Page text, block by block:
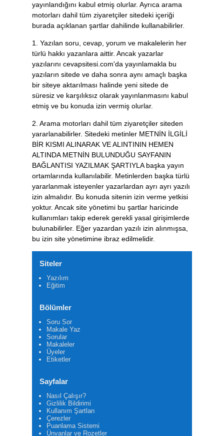
yayınlandığını kabul etmiş olurlar. Ayrıca arama
motorları dahil tüm ziyaretçiler sitedeki içeriği
burada açıklanan şartlar dahilinde kullanabilirler.
1. Yazılan soru, cevap, yorum ve makalelerin her
türlü hakkı yazanlara aittir. Ancak yazarlar
yazılarını cevapsitesi.com'da yayınlamakla bu
yazıların sitede ve daha sonra aynı amaçlı başka
bir siteye aktarılması halinde yeni sitede de
süresiz ve karşılıksız olarak yayınlanmasını kabul
etmiş ve bu konuda izin vermiş olurlar.
2. Arama motorları dahil tüm ziyaretçiler siteden
yararlanabilirler. Sitedeki metinler METNİN İLGİLİ
BİR KISMI ALINARAK VE ALINTININ HEMEN
ALTINDA METNİN BULUNDUĞU SAYFANIN
BAĞLANTISI YAZILMAK ŞARTIYLA başka yayın
ortamlarında kullanılabilir. Metinlerden başka türlü
yararlanmak isteyenler yazarlardan ayrı ayrı yazılı
izin almalıdır. Bu konuda sitenin izin verme yetkisi
yoktur. Ancak site yönetimi bu şartlar haricinde
kullanımları takip ederek gerekli yasal girişimlerde
bulunabilirler. Eğer yazardan yazılı izin alınmışsa,
bu izin site yönetimine ibraz edilmelidir.
Siteler
Yazılım
Eğitim
Bölümler
Soru Sor
Makale Yaz
Sorular
Makaleler
Üyeler
Etiketler
Sayfalar
Nasıl Çalışır?
Gizlilik Bildirimi
Kullanım Şartları
Çerezler
Puanlama Sistemi
Ünvanlar ve Rozetler